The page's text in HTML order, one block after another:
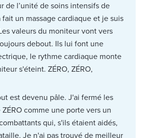
de l’unité de soins intensifs de
un massage cardiaque et je suis
valeurs du moniteur vont vers
debout. Ils lui font une
le rythme cardiaque monte
s'éteint. ZÉRO, ZÉRO,
est devenu pâle. J'ai fermé les
comme une porte vers un
qui, s'ils étaient aidés,
Je n'ai pas trouvé de meilleur